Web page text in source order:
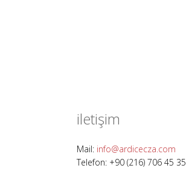
iletişim
Mail: info@ardicecza.com
Telefon: +90 (216) 706 45 35